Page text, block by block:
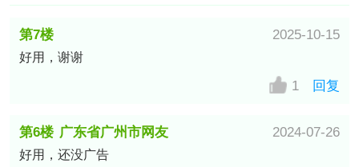
第7楼
中国–广东电信/数据上网公共出口
2025-10-15
好用，谢谢
1 回复
第6楼 广东省广州市网友 2024-07-26
好用，还没广告